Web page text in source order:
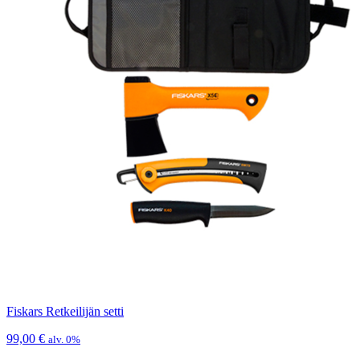
Fiskars Retkeilijän setti
99,00 € alv. 0%